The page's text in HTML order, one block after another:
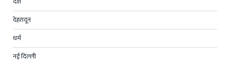
देहरादून
धर्म
नई दिल्ली